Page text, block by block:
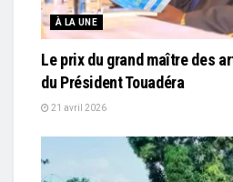
À LA UNE
Le prix du grand maître des
du Président Touadéra
21 avril 2026